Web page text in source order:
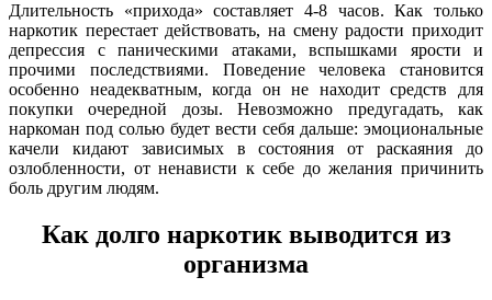
Длительность «прихода» составляет 4-8 часов. Как только
наркотик перестает действовать, на смену радости приходит
депрессия с паническими атаками, вспышками ярости и
прочими последствиями. Поведение человека становится
особенно неадекватным, когда он не находит средств для
покупки очередной дозы. Невозможно предугадать, как
наркоман под солью будет вести себя дальше: эмоциональные
качели кидают зависимых в состояния от раскаяния до
озлобленности, от ненависти к себе до желания причинить
боль другим людям.
Как долго наркотик выводится из
организма